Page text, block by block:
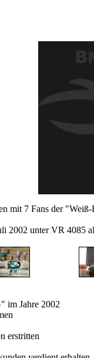
mit 7 Fans der
2002 unter VR 4085
im Jahre 2002
erstritten